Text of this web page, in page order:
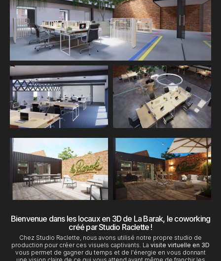
Bienvenue dans les locaux en 3D de La Barak, le coworking
créé par Studio Raclette !
Chez Studio Raclette, nous avons utilisé notre propre studio de
production pour créer ces visuels captivants. La visite virtuelle en 3D
vous permet de gagner du temps et de l'énergie en vous donnant